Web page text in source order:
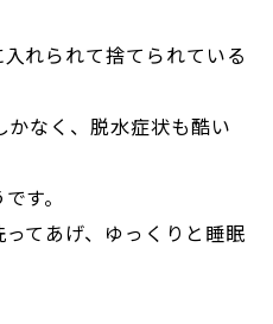
れられて捨てられている
なく、脱水症状も酷い
す。
てあげ、ゆっくりと睡眠